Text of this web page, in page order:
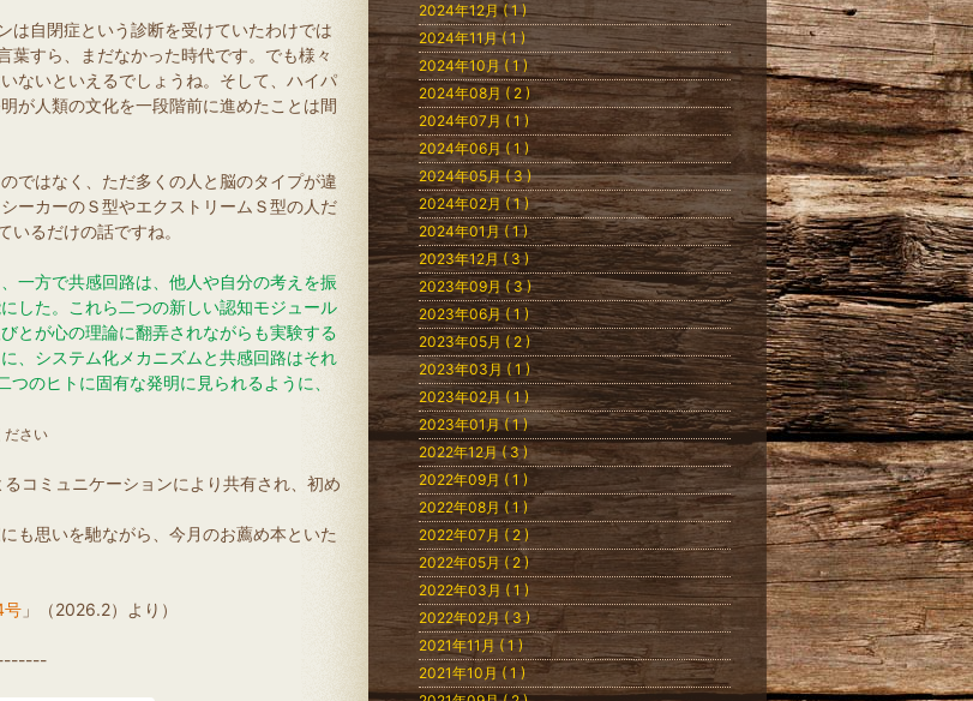
は自閉症という診断を受けていたわけでは
葉すら、まだなかった時代です。でも様々
ないといえるでしょうね。そして、ハイパ
が人類の文化を一段階前に進めたことは間
ではなく、ただ多くの人と脳のタイプが違
ーカーのＳ型やエクストリームＳ型の人だ
いるだけの話ですね。
一方で共感回路は、他人や自分の考えを振
した。これら二つの新しい認知モジュール
とが心の理論に翻弄されながらも実験する
、システム化メカニズムと共感回路はそれ
のヒトに固有な発明に見られるように、
ださい
コミュニケーションにより共有され、初め
も思いを馳ながら、今月のお薦め本といた
号 」（2026.2）より）
2024年12月 ( 1 )
2024年11月 ( 1 )
2024年10月 ( 1 )
2024年08月 ( 2 )
2024年07月 ( 1 )
2024年06月 ( 1 )
2024年05月 ( 3 )
2024年02月 ( 1 )
2024年01月 ( 1 )
2023年12月 ( 3 )
2023年09月 ( 3 )
2023年06月 ( 1 )
2023年05月 ( 2 )
2023年03月 ( 1 )
2023年02月 ( 1 )
2023年01月 ( 1 )
2022年12月 ( 3 )
2022年09月 ( 1 )
2022年08月 ( 1 )
2022年07月 ( 2 )
2022年05月 ( 2 )
2022年03月 ( 1 )
2022年02月 ( 3 )
2021年11月 ( 1 )
2021年10月 ( 1 )